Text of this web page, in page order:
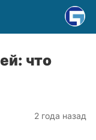
что
2 года назад